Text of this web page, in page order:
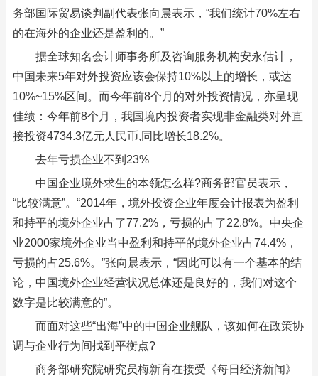
务部国际贸易谈判副代表张向晨表示，“我们统计70%左右
的在海外的企业还是盈利的。”
据全球知名会计师事务所及咨询服务机构安永估计，
中国未来5年对外投资应该会保持10%以上的增长，或达
10%~15%区间。而今年前8个月的对外投资情况，亦呈现
佳绩：今年前8个月，我国境内投资者实现非金融类对外直
接投资4734.3亿元人民币,同比增长18.2%。
去年亏损企业不到23%
中国企业境外求生的本领怎么样?商务部官员表示，
“比较满意”。“2014年，境外投资企业年度会计报表为盈利
和持平的境外企业占了77.2%，亏损的占了22.8%。中央企
业2000家境外企业当中盈利和持平的境外企业占74.4%，
亏损的占25.6%。”张向晨表示，“因此可以有一个基本的结
论，中国境外企业经营状况总体还是良好的，我们对这个
数字是比较满意的”。
而面对这些“出海”中的中国企业舰队，该如何在政策协
调与企业行为间找到平衡点?
商务部研究院研究员梅新育在接受《每日经济新闻》